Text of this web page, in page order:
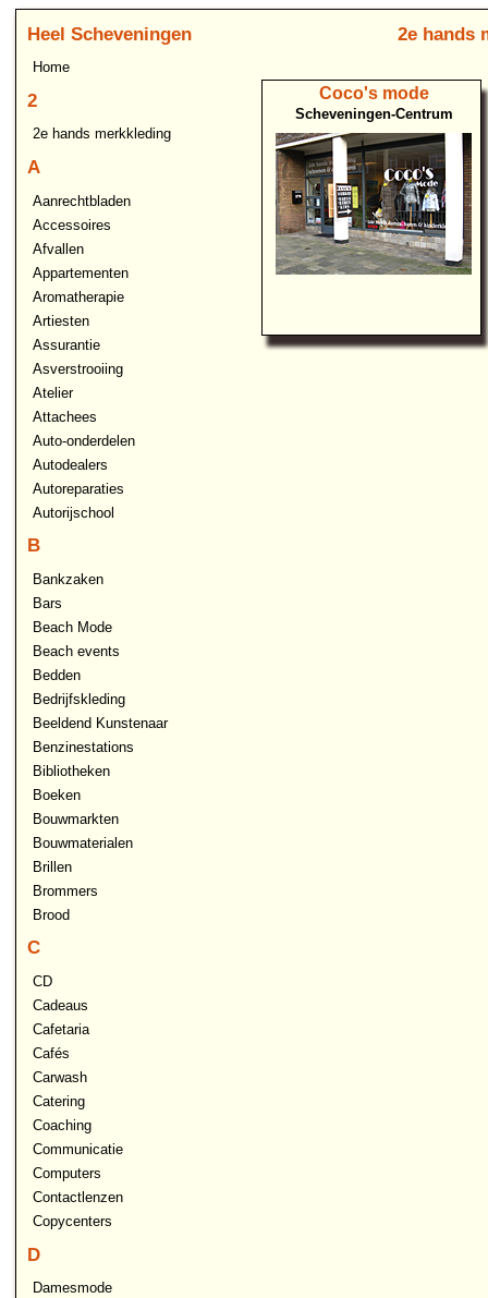
Heel Scheveningen
Home
2
2e hands merkkleding
A
Aanrechtbladen
Accessoires
Afvallen
Appartementen
Aromatherapie
Artiesten
Assurantie
Asverstrooiing
Atelier
Attachees
Auto-onderdelen
Autodealers
Autoreparaties
Autorijschool
B
Bankzaken
Bars
Beach Mode
Beach events
Bedden
Bedrijfskleding
Beeldend Kunstenaar
Benzinestations
Bibliotheken
Boeken
Bouwmarkten
Bouwmaterialen
Brillen
Brommers
Brood
C
CD
Cadeaus
Cafetaria
Cafés
Carwash
Catering
Coaching
Communicatie
Computers
Contactlenzen
Copycenters
D
Damesmode
2e hands
Coco's mode
Scheveningen-Centrum